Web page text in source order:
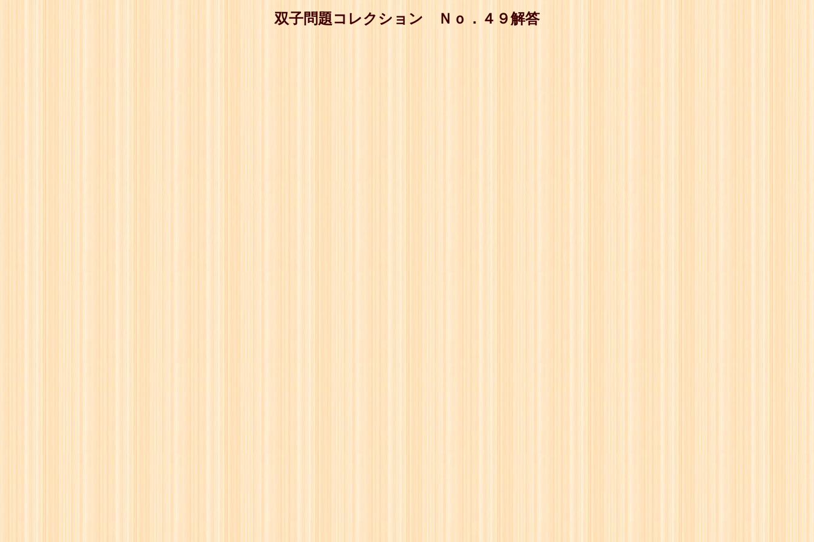
双子問題コレクション Ｎｏ．４９解答